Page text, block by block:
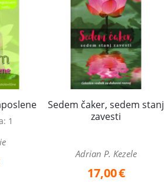
1
Sedem čaker, sedem stanj
zavesti
Adrian P. Kezele
17,00€